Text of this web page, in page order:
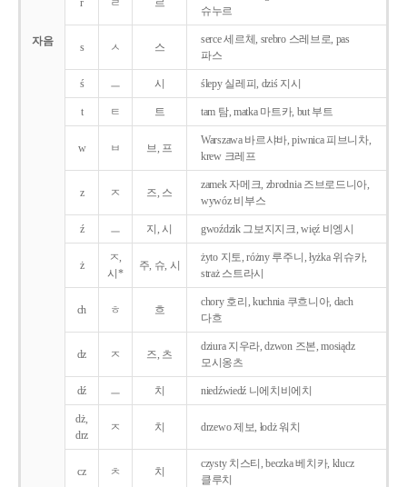
자음
r ㄹ 르
슈누르
s ㅅ 스
serce 세르체, srebro 스레브로, pas
파스
ś ㅡ 시 ślepy 실레피, dziś 지시
t ㅌ 트 tam 탐, matka 마트카, but 부트
w ㅂ 브, 프
Warszawa 바르샤바, piwnica 피브니차,
krew 크레프
z ㅈ 즈, 스
zamek 자메크, zbrodnia 즈브로드니아,
wywóz 비부스
ź ㅡ 지, 시 gwoździk 그보지지크, więź 비엥시
ż
ㅈ,
시*
주, 슈, 시
żyto 지토, różny 루주니, łyżka 위슈카,
straż 스트라시
ch ㅎ 흐
chory 호리, kuchnia 쿠흐니아, dach
다흐
dz ㅈ 즈, 츠
dziura 지우라, dzwon 즈본, mosiądz
모시옹츠
dź ㅡ 치 niedźwiedź 니에치비에치
dż,
drz
ㅈ 치 drzewo 제보, łodż 워치
cz ㅊ 치
czysty 치스티, beczka 베치카, klucz
클루치